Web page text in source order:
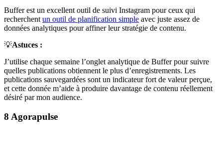
Buffer est un excellent outil de suivi Instagram pour ceux qui
recherchentun outil de planification simple avec juste assez de
données analytiques pour affiner leur stratégie de contenu.
💡Astuces :
J’utilise chaque semaine l’onglet analytique de Buffer pour suivre
quelles publications obtiennent le plus d’enregistrements. Les
publications sauvegardées sont un indicateur fort de valeur perçue,
et cette donnée m’aide à produire davantage de contenu réellement
désiré par mon audience.
8 Agorapulse